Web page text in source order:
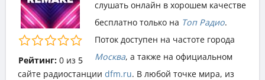
Рейтинг: 0из 5
слушать онлайн в хорошем качестве
бесплатно только на Топ Радио.
Поток доступен на частоте города
Москва, а также на официальном
сайте радиостанции dfm.ru. В любой точке мира, из